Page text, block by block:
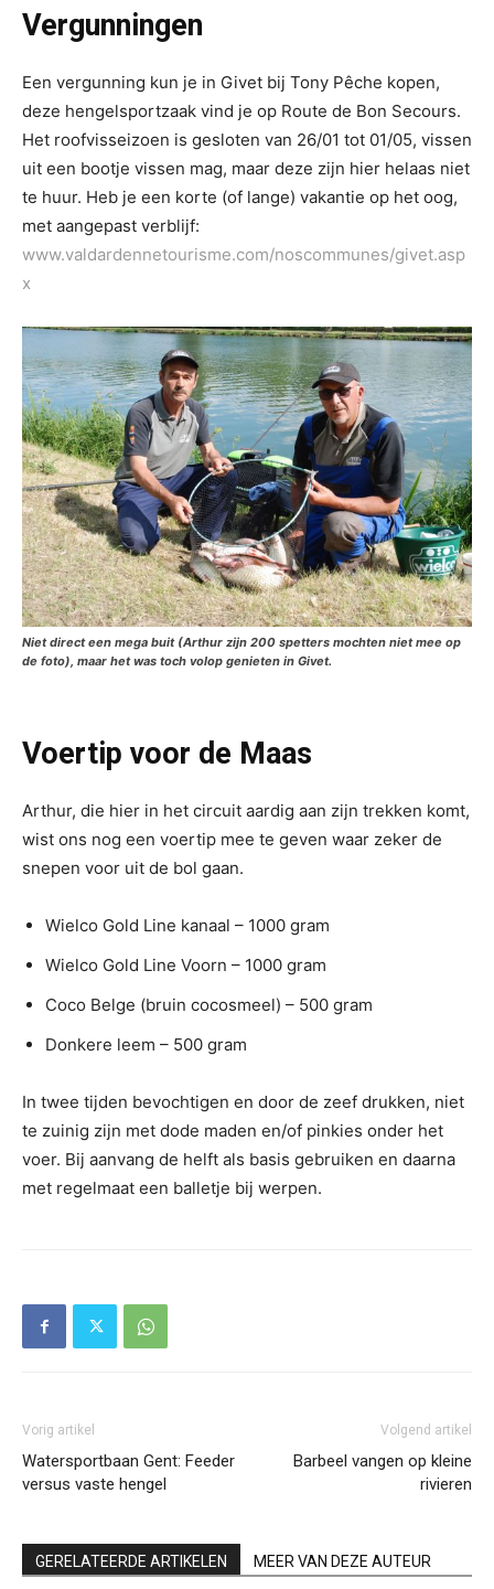
Vergunningen
Een vergunning kun je in Givet bij Tony Pêche kopen,
deze hengelsportzaak vind je op Route de Bon Secours.
Het roofvisseizoen is gesloten van 26/01 tot 01/05, vissen
uit een bootje vissen mag, maar deze zijn hier helaas niet
te huur. Heb je een korte (of lange) vakantie op het oog,
met aangepast verblijf:
www.valdardennetourisme.com/noscommunes/givet.asp
x
Niet direct een mega buit (Arthur zijn 200 spetters mochten niet mee op
de foto), maar het was toch volop genieten in Givet.
Voertip voor de Maas
Arthur, die hier in het circuit aardig aan zijn trekken komt,
wist ons nog een voertip mee te geven waar zeker de
snepen voor uit de bol gaan.
Wielco Gold Line kanaal – 1000 gram
Wielco Gold Line Voorn – 1000 gram
Coco Belge (bruin cocosmeel) – 500 gram
Donkere leem – 500 gram
In twee tijden bevochtigen en door de zeef drukken, niet
te zuinig zijn met dode maden en/of pinkies onder het
voer. Bij aanvang de helft als basis gebruiken en daarna
met regelmaat een balletje bij werpen.
Vorig artikel
Watersportbaan Gent: Feeder
versus vaste hengel
Volgend artikel
Barbeel vangen op kleine
rivieren
GERELATEERDE ARTIKELEN MEER VAN DEZE AUTEUR